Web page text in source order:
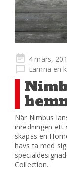
Publicerad
på
4 mars,
Lämna en
När Nimbus
inredningen ett
skapas en
havs ta med
Collection.